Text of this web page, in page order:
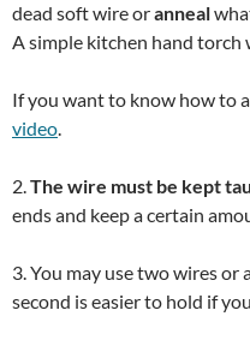
dead soft wire oranneal
A simple kitchen hand torch
If you want to know how to
video.
2.The wire must be kept
ends and keep a certain
3. You may use two wires or
second is easier to hold if